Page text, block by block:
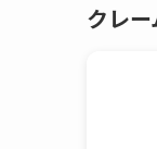
クレ